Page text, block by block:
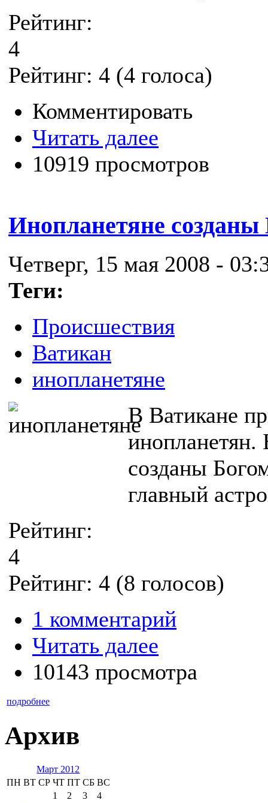
Рейтинг:
4
Рейтинг: 4 (4 голоса)
Комментировать
Читать далее
10919 просмотров
Инопланетяне созданы
Четверг, 15 мая 2008 -
Теги:
Происшествия
Ватикан
инопланетяне
В Ватикане
инопланетян.
созданы
главный
Рейтинг:
4
Рейтинг: 4 (8 голосов)
1 комментарий
Читать далее
10143 просмотра
подробнее
Архив
Март 2012
ПН ВТ СР ЧТ ПТ СБ ВС
1
2 3
4